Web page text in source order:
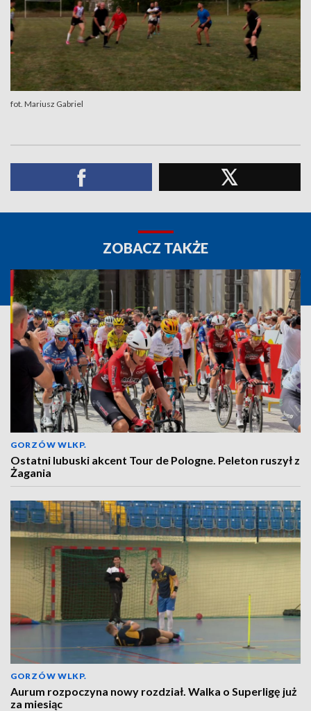
fot. Mariusz Gabriel
ZOBACZ TAKŻE
GORZÓW WLKP.
Ostatni lubuski akcent Tour de Pologne. Peleton ruszył z
Żagania
GORZÓW WLKP.
Aurum rozpoczyna nowy rozdział. Walka o Superligę już
za miesiąc